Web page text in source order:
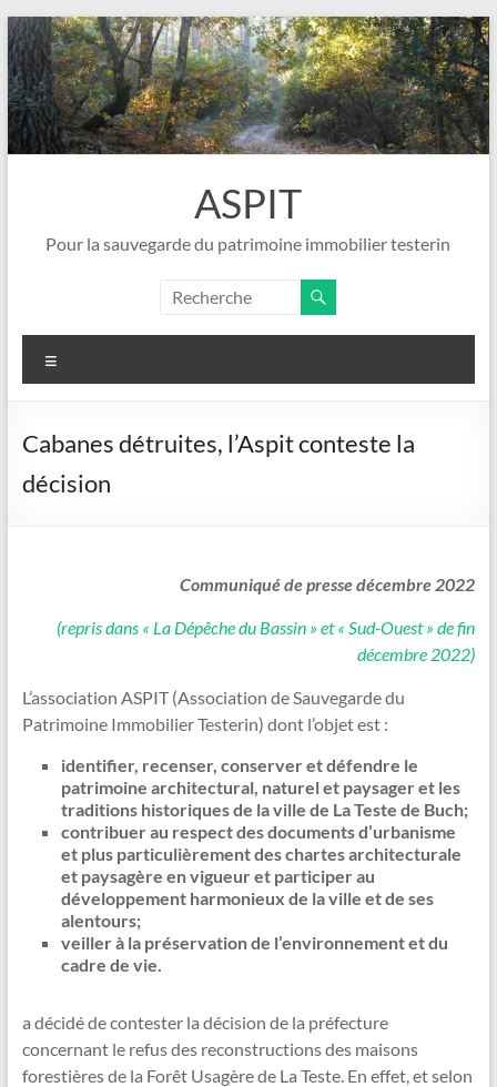
Aller
au
contenu
ASPIT
Pour la sauvegarde du patrimoine immobilier testerin
Cabanes détruites, l’Aspit conteste la
décision
Communiqué de presse décembre 2022
(repris dans « La Dépêche du Bassin » et « Sud-Ouest » de fin
décembre 2022)
L’association ASPIT (Association de Sauvegarde du
Patrimoine Immobilier Testerin) dont l’objet est :
identifier, recenser, conserver et défendre le
patrimoine architectural, naturel et paysager et les
traditions historiques de la ville de La Teste de Buch;
contribuer au respect des documents d’urbanisme
et plus particulièrement des chartes architecturale
et paysagère en vigueur et participer au
développement harmonieux de la ville et de ses
alentours;
veiller à la préservation de l’environnement et du
cadre de vie.
a décidé de contester la décision de la préfecture
concernant le refus des reconstructions des maisons
forestières de la Forêt Usagère de La Teste. En effet, et selon